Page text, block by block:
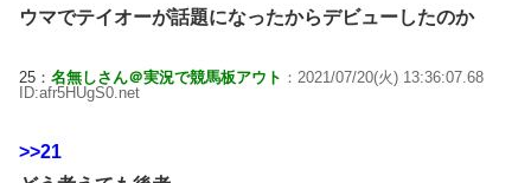
ウマでテイオーが話題になったからデビューしたのか
25： 名無しさん＠実況で競馬板アウト ：2021/07/20(火) 13:36:07.68
ID:afr5HUgS0.net
>>21